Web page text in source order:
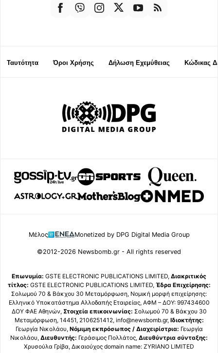
Ταυτότητα Όροι Χρήσης Δήλωση Εχεμύθειας Κώδικας
Μέλος Monetized by DPG Digital Media Group
©2012-2026 Newsbomb.gr - All rights reserved
Επωνυμία: GSTE ELECTRONIC PUBLICATIONS LIMITED, Διακριτικός
τίτλος: GSTE ELECTRONIC PUBLICATIONS LIMITED, Έδρα Επιχείρησης:
Σολωμού 70 & Βάκχου 30 Μεταμόρφωση, Νομική μορφή επιχείρησης:
Ελληνικό Υποκατάστημα Αλλοδαπής Εταιρείας, ΑΦΜ – ΔΟΥ: 997434600
ΔΟΥ ΦΑΕ Αθηνών, Στοιχεία επικοινωνίας: Σολωμού 70 & Βάκχου 30
Μεταμόρφωση, 14451, 2106251412, info@newsbomb.gr, Ιδιοκτήτης:
Γεωργία Νικολάου, Νόμιμη εκπρόσωπος / Διαχειρίστρια: Γεωργία
Νικολάου, Διευθυντής: Γεράσιμος Πολλάτος, Διευθύντρια σύνταξης:
Χρυσούλα Γρίβα, Δικαιούχος domain name: ZYRIANO LIMITED